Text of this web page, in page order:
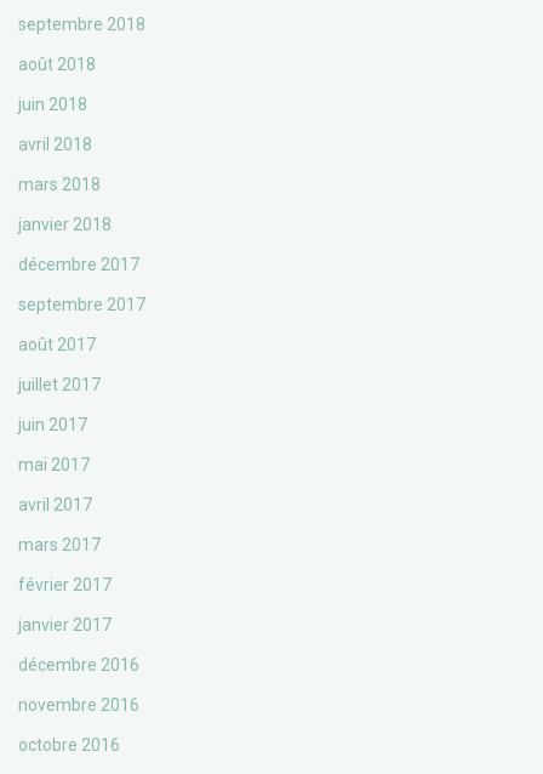
septembre 2018
août 2018
juin 2018
avril 2018
mars 2018
janvier 2018
décembre 2017
septembre 2017
août 2017
juillet 2017
juin 2017
mai 2017
avril 2017
mars 2017
février 2017
janvier 2017
décembre 2016
novembre 2016
octobre 2016